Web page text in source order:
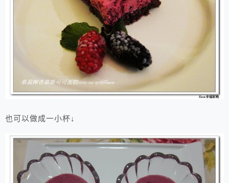
也可以做成一小杯↓